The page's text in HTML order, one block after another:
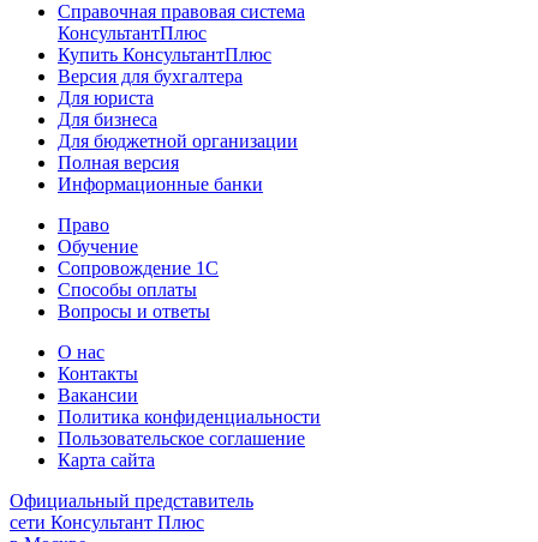
Справочная правовая система
КонсультантПлюс
Купить КонсультантПлюс
Версия для бухгалтера
Для юриста
Для бизнеса
Для бюджетной организации
Полная версия
Информационные банки
Право
Обучение
Сопровождение 1С
Способы оплаты
Вопросы и ответы
О нас
Контакты
Вакансии
Политика конфиденциальности
Пользовательское соглашение
Карта сайта
Официальный представитель
сети Консультант Плюс